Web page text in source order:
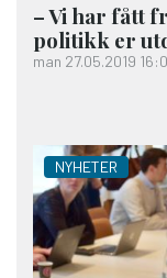
– Vi har fått
politikk er
man 27.05.2019
NYHETER